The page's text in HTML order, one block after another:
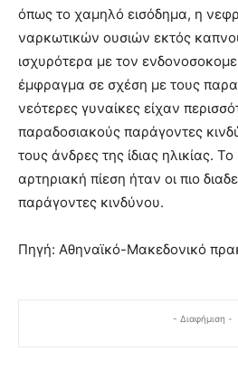
όπως το χαμηλό εισόδημα, η
ναρκωτικών ουσιών εκτός
ισχυρότερα με τον
έμφραγμα σε σχέση με τους
νεότερες γυναίκες είχαν
παραδοσιακούς παράγοντες
τους άνδρες της ίδιας ηλικίας.
αρτηριακή πίεση ήταν οι πιο
παράγοντες κινδύνου.
Πηγή: Αθηναϊκό-Μακεδονικό
- Διαφήμιση -